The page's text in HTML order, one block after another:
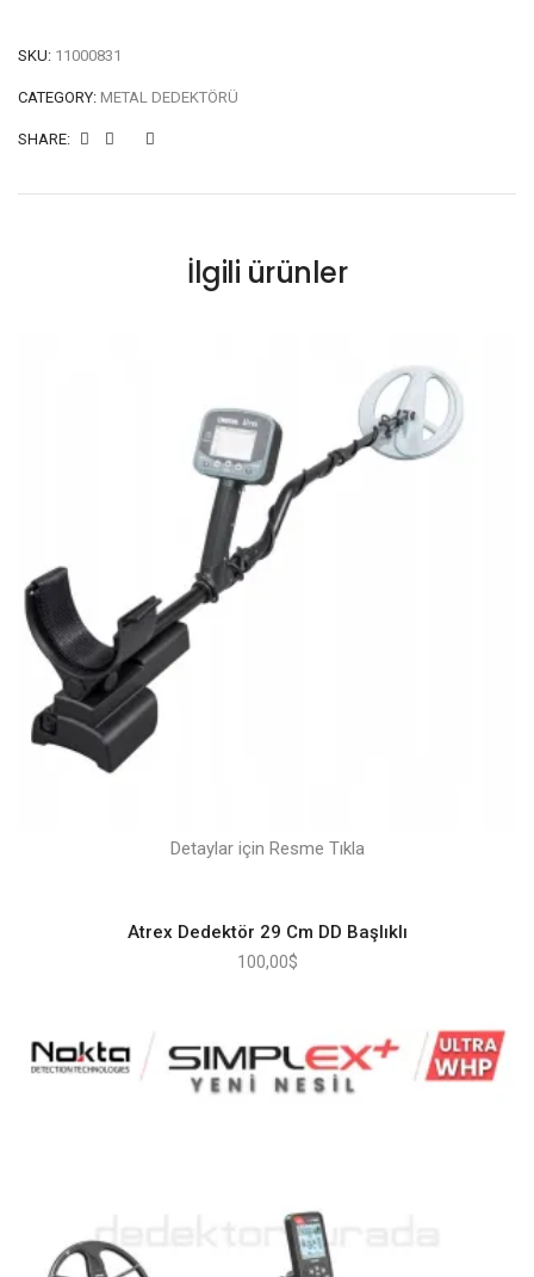
SKU: 11000831
CATEGORY: METAL DEDEKTÖRÜ
SHARE:
İlgili ürünler
Detaylar için Resme Tıkla
Atrex Dedektör 29 Cm DD Başlıklı
100,00$